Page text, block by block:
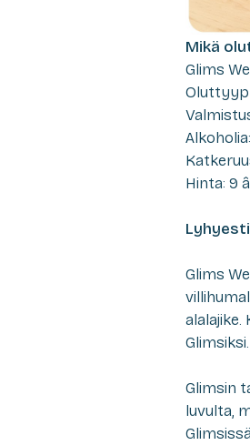
Mikä
Glims
Hinta: 9
Glims
Glimsiksi.
Glimsin
luvulta,